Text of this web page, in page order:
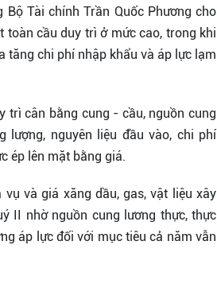
Tài chính Trần Quốc Phương cho
toàn cầu duy trì ở mức cao, trong khi
tăng chi phí nhập khẩu và áp lực lạm
trì cân bằng cung - cầu, nguồn cung
lượng, nguyên liệu đầu vào, chi phí
ép lên mặt bằng giá.
và giá xăng dầu, gas, vật liệu xây
II nhờ nguồn cung lương thực, thực
áp lực đối với mục tiêu cả năm vẫn